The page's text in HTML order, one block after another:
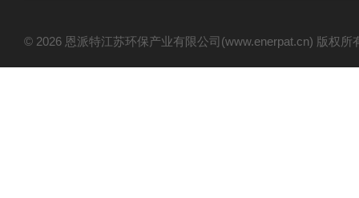
© 2026 恩派特江苏环保产业有限公司(www.enerpat.cn) 版权